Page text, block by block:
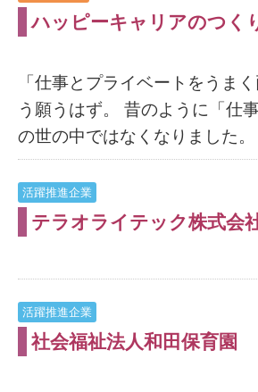
ハッピーキャリアのつく
「仕事とプライベートをうま
う願うはず。 昔のように「仕
の世の中ではなくなりました
活躍推進企業
テラオライテック株式会
活躍推進企業
社会福祉法人和田保育園